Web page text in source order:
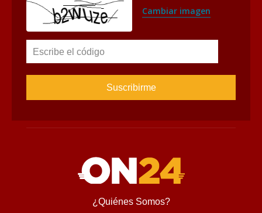
Cambiar imagen
Escribe el código
¿Quiénes Somos?